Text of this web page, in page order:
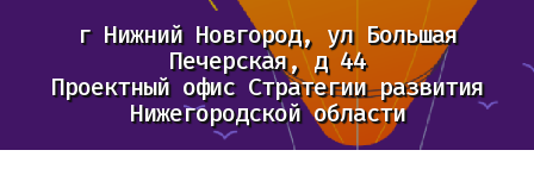
г Нижний Новгород, ул Большая
Печерская, д 44
Проектный офис Стратегии развития
Нижегородской области